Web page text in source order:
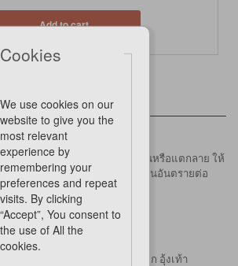
Add to cart
ณจมูก ข้อศอก อุ้งเท้าที่แห้งกร้านหรือแตกลาย ให้
ส โดยปราศจากส่วนประกอบที่เป็นอันตรายต่อ
งเท้า
กลดปัญหาจมูกแห้ง
ศอก
ร้านตามต้องการ เช่น จมูก ข้อศอก อุ้งเท้า
Cookies
We use cookies on our
website to give you the
most relevant
experience by
remembering your
preferences and repeat
visits. By clicking
“Accept”, You consent to
the use of All the
cookies.